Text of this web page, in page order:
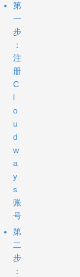
第
一
步
：
注
册
C
l
o
u
d
w
a
y
s
账
号
第
二
步
：